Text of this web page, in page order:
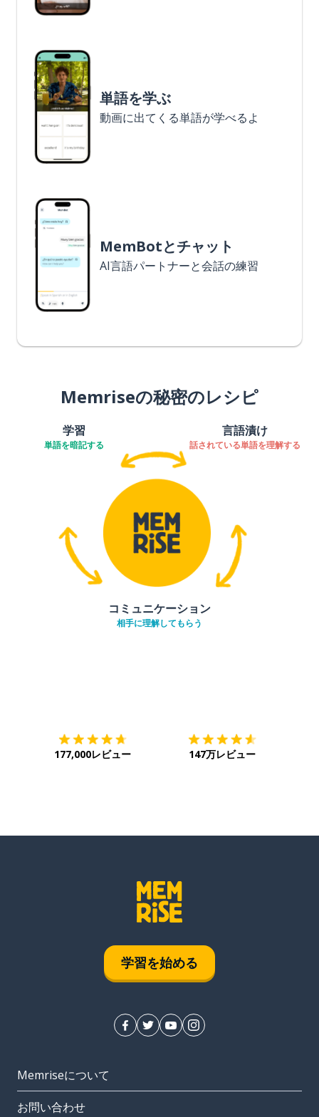
単語を学ぶ
動画に出てくる単語が学べるよ
MemBotとチャット
AI言語パートナーと会話の練習
Memriseの秘密のレシピ
学習
単語を暗記する
言語漬け
話されている単語を理解する
コミュニケーション
相手に理解してもらう
177,000レビュー 147万レビュー
学習を始める
Memriseについて
お問い合わせ